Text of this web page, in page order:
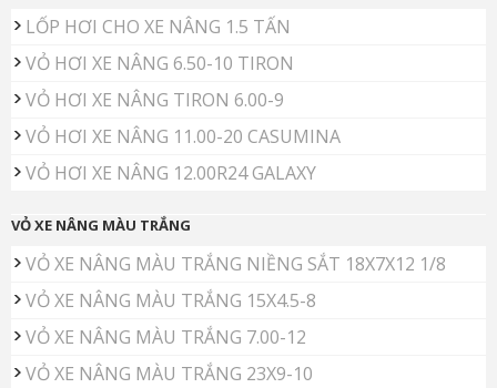
LỐP HƠI CHO XE NÂNG 1.5 TẤN
VỎ HƠI XE NÂNG 6.50-10 TIRON
VỎ HƠI XE NÂNG TIRON 6.00-9
VỎ HƠI XE NÂNG 11.00-20 CASUMINA
VỎ HƠI XE NÂNG 12.00R24 GALAXY
VỎ XE NÂNG MÀU TRẮNG
VỎ XE NÂNG MÀU TRẮNG NIỀNG SẮT 18X7X12 1/8
VỎ XE NÂNG MÀU TRẮNG 15X4.5-8
VỎ XE NÂNG MÀU TRẮNG 7.00-12
VỎ XE NÂNG MÀU TRẮNG 23X9-10